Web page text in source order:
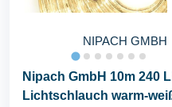
NIPACH GMBH
Nipach GmbH 10m 240
Lichtschlauch warm-